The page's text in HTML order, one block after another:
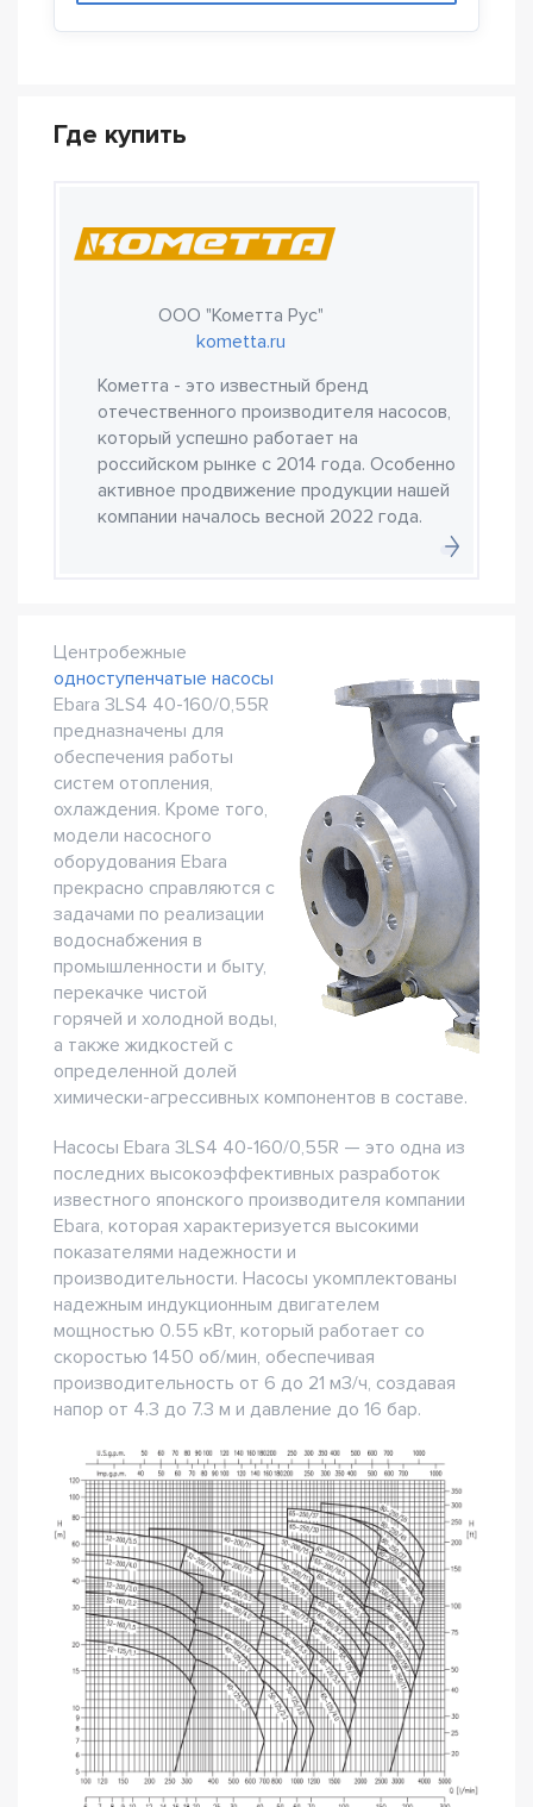
Где купить
ООО "Кометта Рус"
kometta.ru
Кометта - это известный бренд
отечественного производителя насосов,
который успешно работает на
российском рынке с 2014 года. Особенно
активное продвижение продукции нашей
компании началось весной 2022 года.
Центробежные
одноступенчатые насосы
Ebara 3LS4 40-160/0,55R
предназначены для
обеспечения работы
систем отопления,
охлаждения. Кроме того,
модели насосного
оборудования Ebara
прекрасно справляются с
задачами по реализации
водоснабжения в
промышленности и быту,
перекачке чистой
горячей и холодной воды,
а также жидкостей с
определенной долей
химически-агрессивных компонентов в составе.
Насосы Ebara 3LS4 40-160/0,55R — это одна из
последних высокоэффективных разработок
известного японского производителя компании
Ebara, которая характеризуется высокими
показателями надежности и
производительности. Насосы укомплектованы
надежным индукционным двигателем
мощностью 0.55 кВт, который работает со
скоростью 1450 об/мин, обеспечивая
производительность от 6 до 21 м3/ч, создавая
напор от 4.3 до 7.3 м и давление до 16 бар.